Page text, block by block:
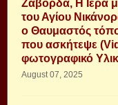
Ζάβορδα, Η Ιερά
του Αγίου
ο Θαυμαστός
που ασκήτεψε
φωτογραφικό
August 07, 2025